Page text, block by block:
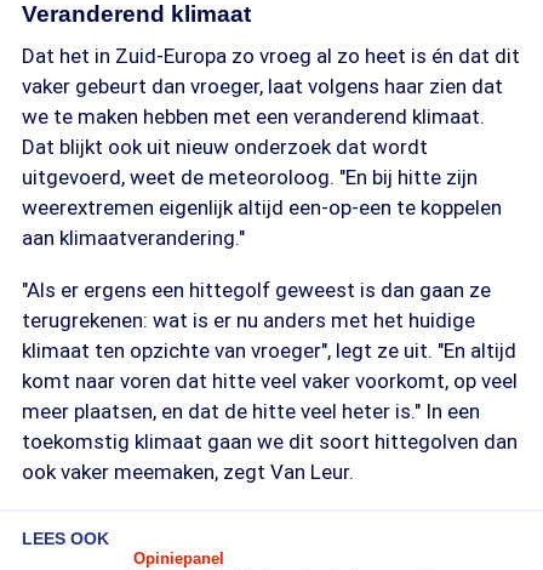
Veranderend klimaat
Dat het in Zuid-Europa zo vroeg al zo heet is én dat dit
vaker gebeurt dan vroeger, laat volgens haar zien dat
we te maken hebben met een veranderend klimaat.
Dat blijkt ook uit nieuw onderzoek dat wordt
uitgevoerd, weet de meteoroloog. "En bij hitte zijn
weerextremen eigenlijk altijd een-op-een te koppelen
aan klimaatverandering."
"Als er ergens een hittegolf geweest is dan gaan ze
terugrekenen: wat is er nu anders met het huidige
klimaat ten opzichte van vroeger", legt ze uit. "En altijd
komt naar voren dat hitte veel vaker voorkomt, op veel
meer plaatsen, en dat de hitte veel heter is." In een
toekomstig klimaat gaan we dit soort hittegolven dan
ook vaker meemaken, zegt Van Leur.
LEES OOK
Opiniepanel